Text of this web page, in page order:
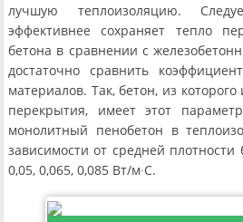
лучшую теплоизоляцию.
эффективнее сохраняет тепло
бетона в сравнении с
достаточно сравнить
материалов. Так, бетон, из
перекрытия, имеет этот
монолитный пенобетон в
зависимости от средней плотности
0,05, 0,065, 0,085 Вт/м∙С.